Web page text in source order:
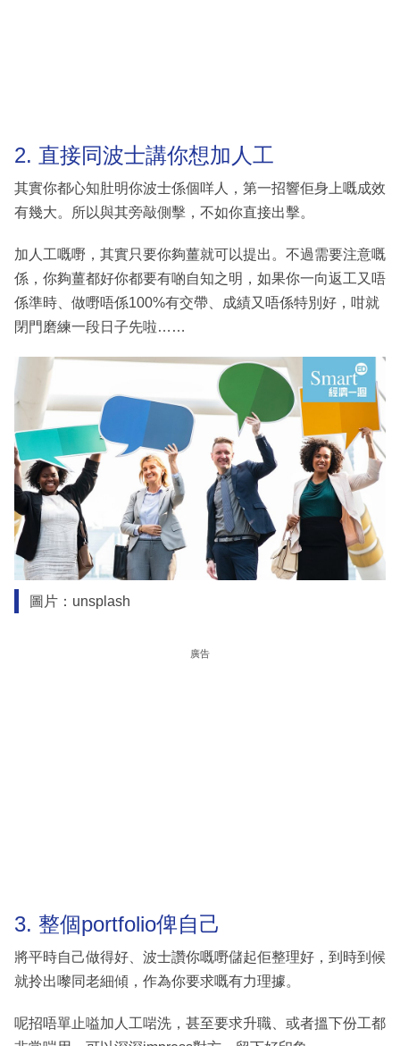
2. 直接同波士講你想加人工
其實你都心知肚明你波士係個咩人，第一招響佢身上嘅成效
有幾大。所以與其旁敲側擊，不如你直接出擊。
加人工嘅嘢，其實只要你夠薑就可以提出。不過需要注意嘅
係，你夠薑都好你都要有啲自知之明，如果你一向返工又唔
係準時、做嘢唔係100%有交帶、成績又唔係特別好，咁就
閉門磨練一段日子先啦……
圖片：unsplash
廣告
3. 整個portfolio俾自己
將平時自己做得好、波士讚你嘅嘢儲起佢整理好，到時到候
就拎出嚟同老細傾，作為你要求嘅有力理據。
呢招唔單止嗌加人工啱洗，甚至要求升職、或者搵下份工都